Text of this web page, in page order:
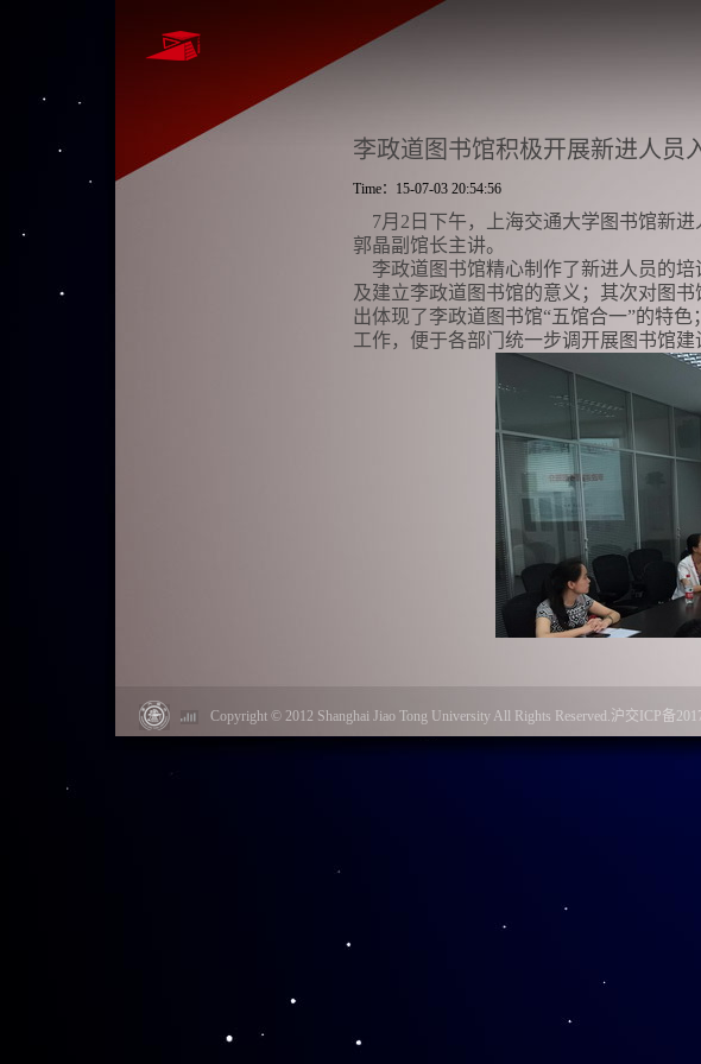
李政道图书馆积极开展新进人员
Time：15-07-03 20:54:56
7月2日下午，上海交通大学图书馆新
郭晶副馆长主讲。
李政道图书馆精心制作了新进人员的培
及建立李政道图书馆的意义；其次对图
出体现了李政道图书馆“五馆合一”的特
工作，便于各部门统一步调开展图书馆建
通过此次培训，新进人员都加深了对图
Copyright © 2012 Shanghai Jiao Tong University All Rights Reserved.沪交ICP备